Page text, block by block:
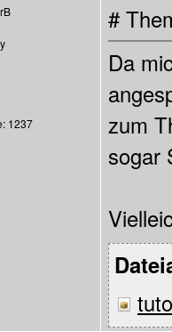
1237
#
Da
zum
sogar